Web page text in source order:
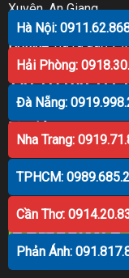
Xuyên, An Giang
Hotline:
TẠI TP RẠCH
Địa chỉ:P30 Căn 07
Hòa, TP. Rạch Giá,
Hotline:
Hà Nội:
Hải Phòng:
Đà Nẵng:
Nha Trang:
TPHCM:
Cần Thơ:
Phản Ánh: